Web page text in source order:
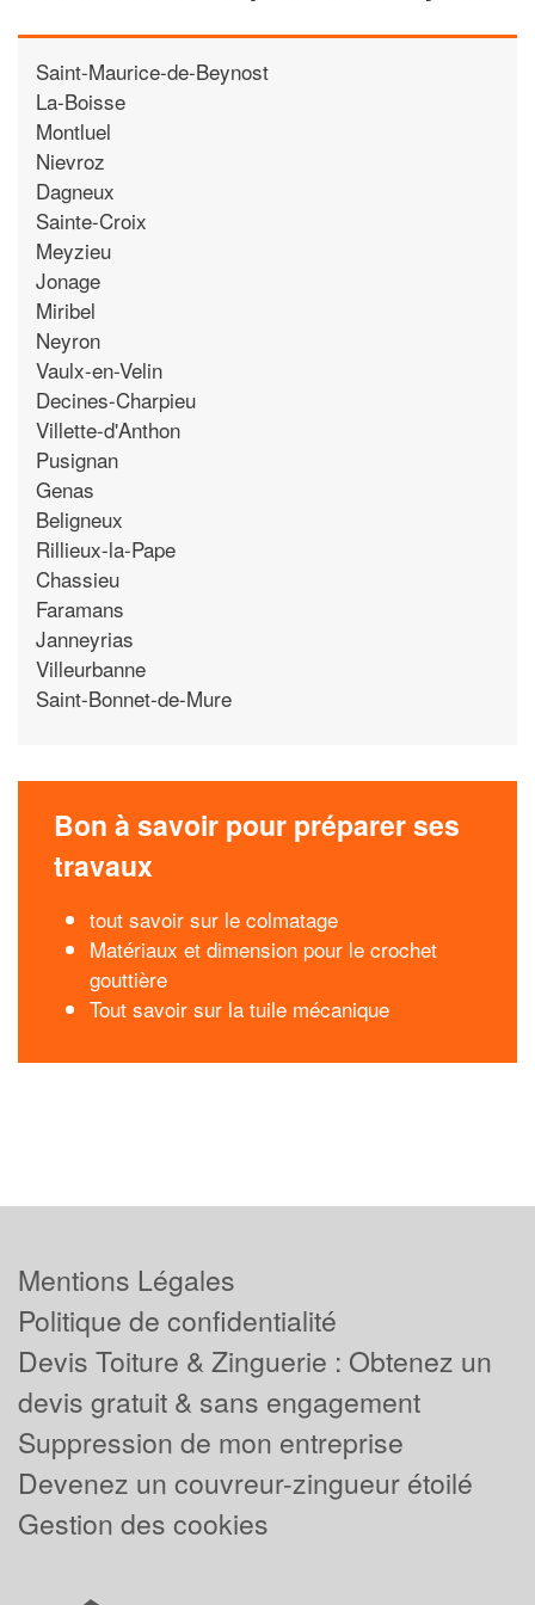
Saint-Maurice-de-Beynost
La-Boisse
Montluel
Nievroz
Dagneux
Sainte-Croix
Meyzieu
Jonage
Miribel
Neyron
Vaulx-en-Velin
Decines-Charpieu
Villette-d'Anthon
Pusignan
Genas
Beligneux
Rillieux-la-Pape
Chassieu
Faramans
Janneyrias
Villeurbanne
Saint-Bonnet-de-Mure
Bon à savoir pour préparer ses
travaux
tout savoir sur le colmatage
Matériaux et dimension pour le crochet
gouttière
Tout savoir sur la tuile mécanique
Mentions Légales
Politique de confidentialité
Devis Toiture & Zinguerie : Obtenez un
devis gratuit & sans engagement
Suppression de mon entreprise
Devenez un couvreur-zingueur étoilé
Gestion des cookies